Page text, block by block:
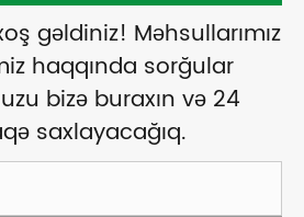
gəldiniz! Məhsullarımız
haqqında sorğular
bizə buraxın və 24
saxlayacağıq.